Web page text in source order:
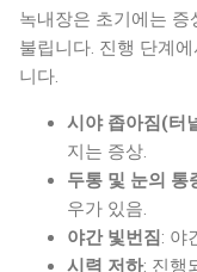
녹내장은 초기에는
불립니다. 진행 단계
니다.
시야 좁아짐(터
지는 증상.
두통 및 눈의 통
우가 있음.
야간 빛번짐 : 야
시력 저하: 진행